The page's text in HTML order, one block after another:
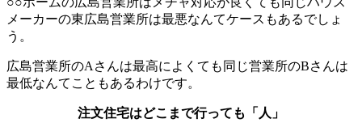
メーカーの東広島営業所は最悪なんてケースもあるでしょ
う。
広島営業所のAさんは最高によくても同じ営業所のBさんは
最低なんてこともあるわけです。
注文住宅はどこまで行っても「人」